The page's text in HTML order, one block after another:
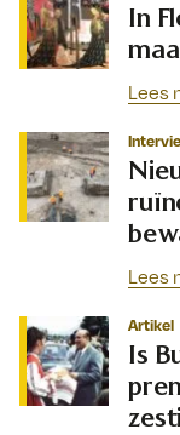
In
Lees
Lees
Artikel
Is